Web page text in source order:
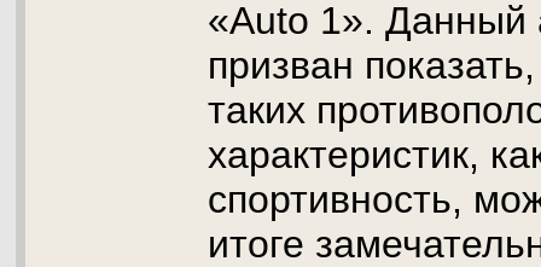
«Auto 1». Данный
призван
таких
характеристик,
спортивность,
итоге